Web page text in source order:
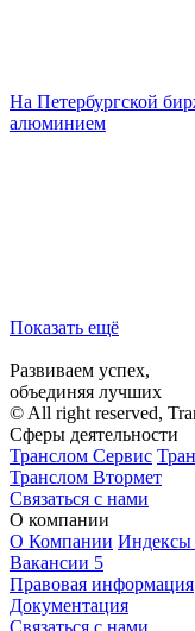
На Петербургской
алюминием
Показать ещё
Развиваем успех,
объединяя лучших
© All right reserved,
Сферы деятельности
Транслом Сервис
Транслом Втормет
Связаться с нами
О компании
О Компании Индексы
Вакансии 5
Правовая информация
Документация
Связаться с нами